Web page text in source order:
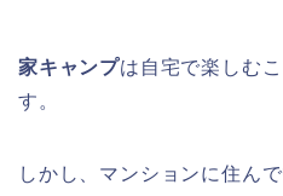
家キャンプは自宅で楽しむ
す。
しかし、マンションに住ん